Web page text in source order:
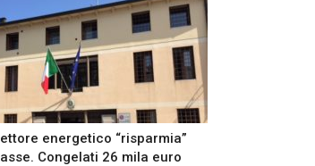
energetico “risparmia”
Congelati 26 mila euro